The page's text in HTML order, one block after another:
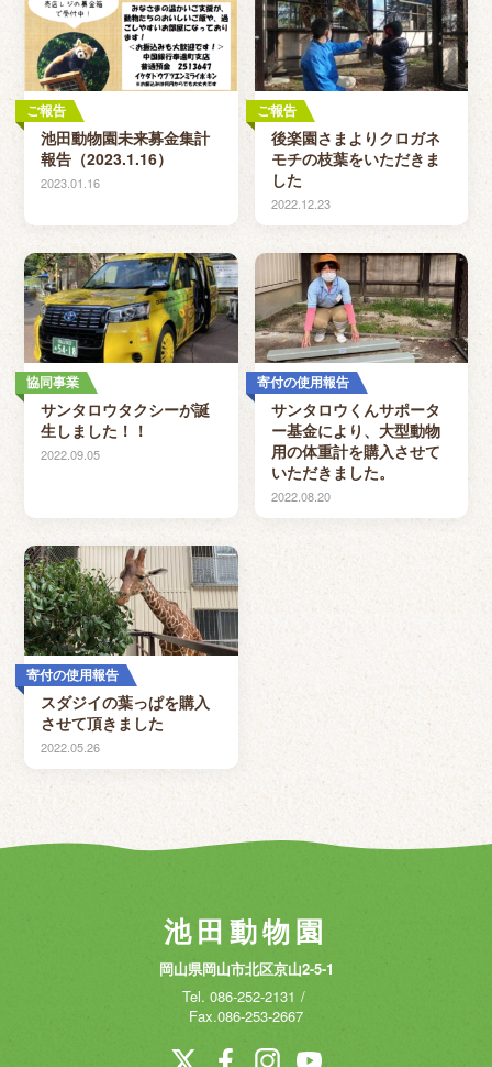
ご報告
池田動物園未来募金集計
報告（2023.1.16）
2023.01.16
ご報告
後楽園さまよりクロガネ
モチの枝葉をいただきま
した
2022.12.23
協同事業
サンタロウタクシーが誕
生しました！！
2022.09.05
寄付の使用報告
サンタロウくんサポータ
ー基金により、大型動物
用の体重計を購入させて
いただきました。
2022.08.20
寄付の使用報告
スダジイの葉っぱを購入
させて頂きました
2022.05.26
池田動物園
岡山県岡山市北区京山2-5-1
Tel. 086-252-2131
Fax.086-253-2667